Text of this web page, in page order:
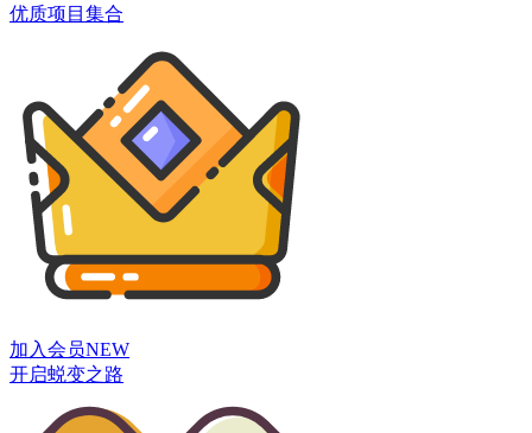
优质项目集合
加入会员NEW
开启蜕变之路